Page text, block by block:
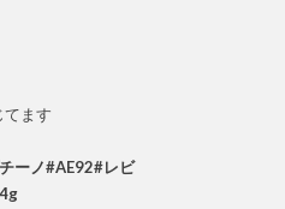
ます
ーノ#AE92#レビ